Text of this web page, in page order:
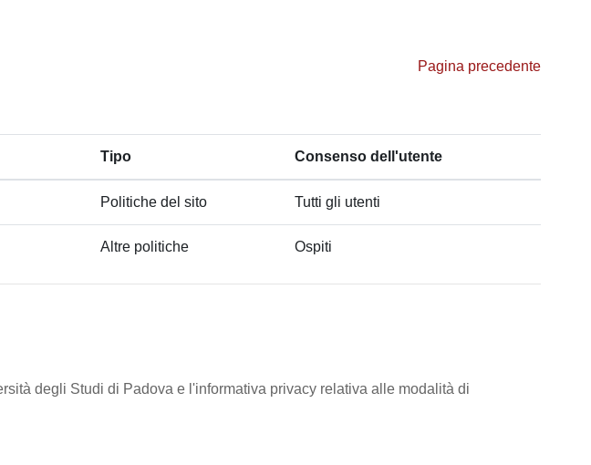
Pagina precedente
Tipo Consenso dell'utente
Politiche del sito Tutti gli utenti
Altre politiche Ospiti
degli Studi di Padova e l'informativa privacy relativa alle modalità di